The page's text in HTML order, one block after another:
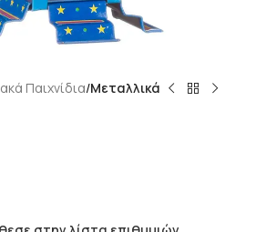
Παιχνίδια Μεταλλικά